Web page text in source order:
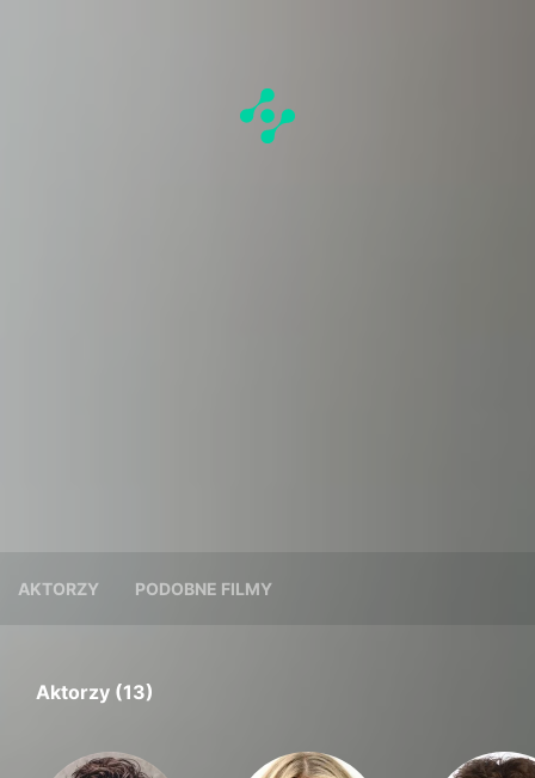
AKTORZY PODOBNE FILMY
Aktorzy (13)